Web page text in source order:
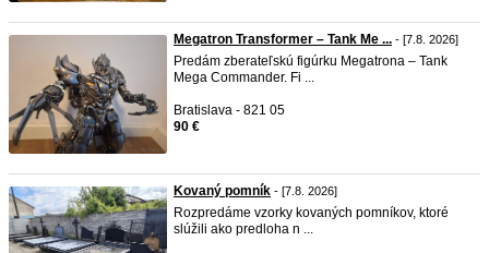
Megatron Transformer – Tank Me ... - [7.8. 2026]
Predám zberateľskú figúrku Megatrona – Tank
Mega Commander. Fi ...
Bratislava - 821 05
90 €
Kovaný pomník - [7.8. 2026]
Rozpredáme vzorky kovaných pomníkov, ktoré
slúžili ako predloha n ...